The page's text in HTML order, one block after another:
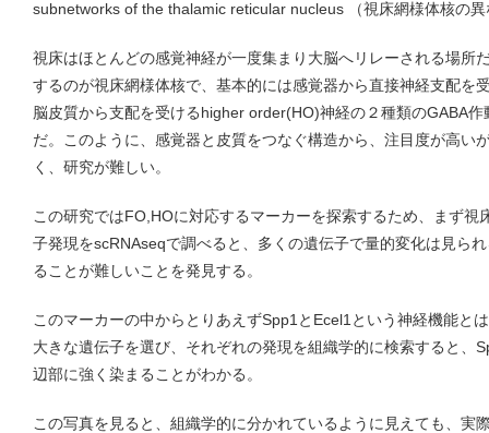
subnetworks of the thalamic reticular nucleus （視床網様体核の
視床はほとんどの感覚神経が一度集まり大脳へリレーされる場所
するのが視床網様体核で、基本的には感覚器から直接神経支配を
脳皮質から支配を受けるhigher order(HO)神経の２種類のGABA
だ。このように、感覚器と皮質をつなぐ構造から、注目度が高い
く、研究が難しい。
この研究ではFO,HOに対応するマーカーを探索するため、まず視
子発現をscRNAseqで調べると、多くの遺伝子で量的変化は見ら
ることが難しいことを発見する。
このマーカーの中からとりあえずSpp1とEcel1という神経機能と
大きな遺伝子を選び、それぞれの発現を組織学的に検索すると、
辺部に強く染まることがわかる。
この写真を見ると、組織学的に分かれているように見えても、実